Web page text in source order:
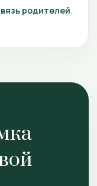
родителей